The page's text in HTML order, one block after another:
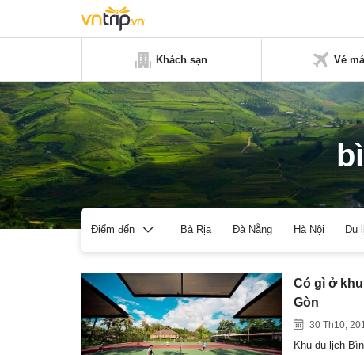
Khách sạn Vé
Điểm đến Bà Rịa Đà Nẵng Hà Nội Du
Có gì ở
Gòn
30 Th10,
Khu du lịch